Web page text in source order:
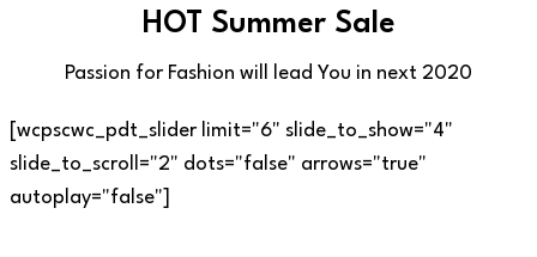
HOT Summer Sale
Passion for Fashion will lead You in next 2020
[wcpscwc_pdt_slider limit="6" slide_to_show="4"
slide_to_scroll="2" dots="false" arrows="true"
autoplay="false"]